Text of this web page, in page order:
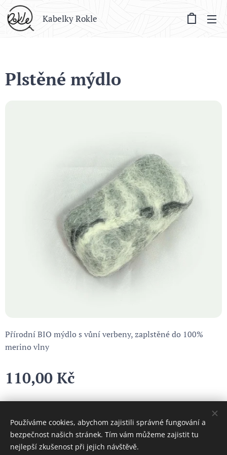
Kabelky Rokle
Plstěné mýdlo
Přírodní BIO mýdlo s vůní verbeny, zaplstěné do 100%
merino vlny
110,00 Kč
Cookies
Používáme cookies, abychom zajistili správné fungování a
bezpečnost našich stránek. Tím vám můžeme zajistit tu
nejlepší zkušenost při jejich návštěvě.